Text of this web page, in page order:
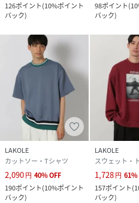
126ポイント(10%ポイント
バック)
98ポイント(
バック)
LAKOLE
カットソー・Tシャツ
2,090円 40%OFF
190ポイント(10%ポイント
バック)
LAKOLE
スウェット・
1,728円 61%
157ポイント(
バック)